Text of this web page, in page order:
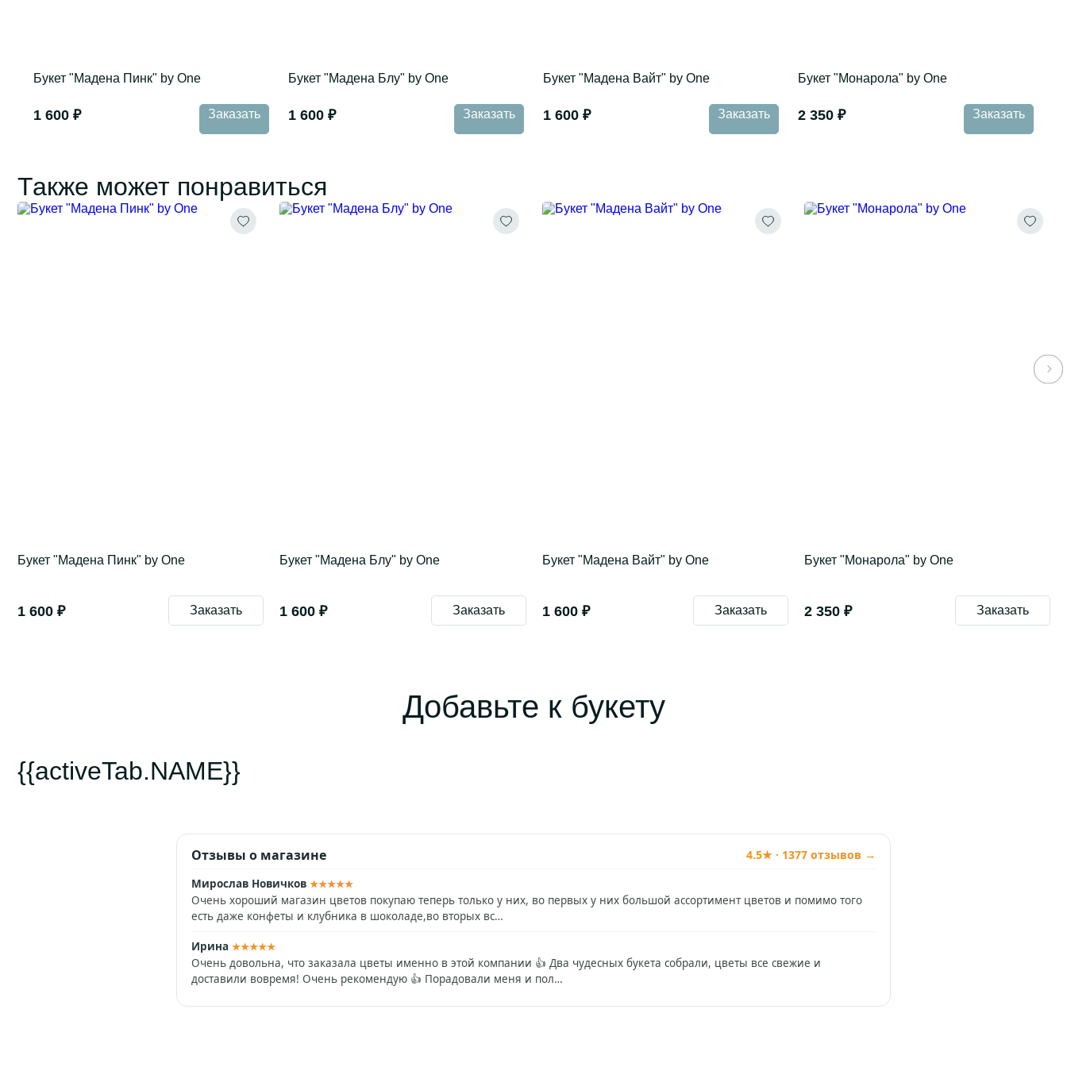
Букет "Мадена Пинк" by One
1 600 ₽ Заказать
Букет "Мадена Блу" by One
1 600 ₽ Заказать
Букет "Мадена Вайт" by One
1 600 ₽ Заказать
Букет "Монарола" by One
2 350 ₽ Заказать
Также может понравиться
Букет "Мадена Пинк" by One
1 600 ₽ Заказать
Букет "Мадена Блу" by One
1 600 ₽ Заказать
Букет "Мадена Вайт" by One
1 600 ₽ Заказать
Букет "Монарола" by One
2 350 ₽ Заказать
Добавьте к букету
{{activeTab.NAME}}
Отзывы о магазине 4.5★ · 1377 отзывов →
Мирослав Новичков ★★★★★
Очень хороший магазин цветов покупаю теперь только у них, во первых у них большой ассортимент цветов и помимо того
есть даже конфеты и клубника в шоколаде,во вторых вс…
Ирина ★★★★★
Очень довольна, что заказала цветы именно в этой компании 👍 Два чудесных букета собрали, цветы все свежие и
доставили вовремя! Очень рекомендую 👍 Порадовали меня и пол…